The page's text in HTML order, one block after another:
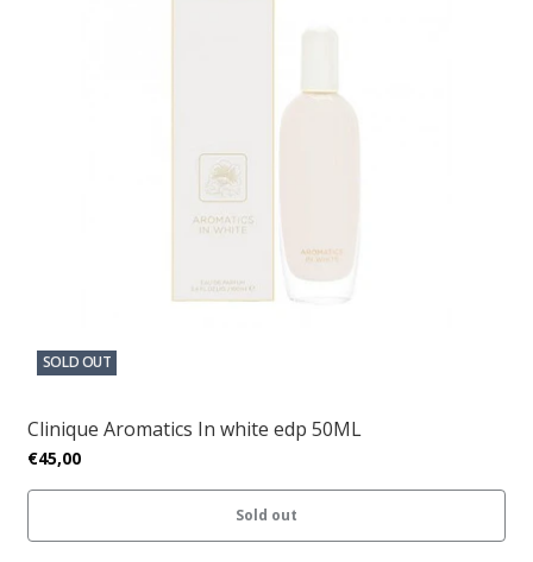
SOLD OUT
Clinique Aromatics In white edp 50ML
€45,00
Sold out